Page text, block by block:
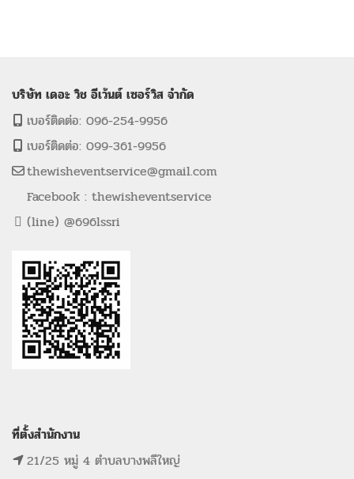
บริษัท เดอะ วิช อีเว้นต์ เซอร์วิส จำกัด
เบอร์ติดต่อ: 096-254-9956
เบอร์ติดต่อ: 099-361-9956
thewisheventservice@gmail.com
Facebook : thewisheventservice
(line) @696lssri
ที่ตั้งสำนักงาน
21/25 หมู่ 4 ตำบลบางพลีใหญ่